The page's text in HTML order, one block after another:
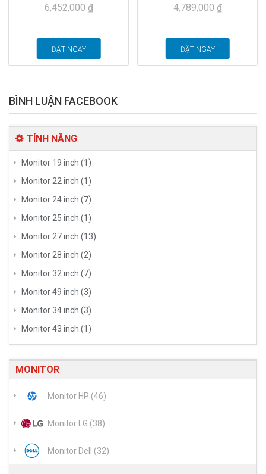
6,452,000 ₫
ĐẶT NGAY
4,789,000 ₫
ĐẶT NGAY
BÌNH LUẬN FACEBOOK
TÍNH NĂNG
Monitor 19 inch (1)
Monitor 22 inch (1)
Monitor 24 inch (7)
Monitor 25 inch (1)
Monitor 27 inch (13)
Monitor 28 inch (2)
Monitor 32 inch (7)
Monitor 49 inch (3)
Monitor 34 inch (3)
Monitor 43 inch (1)
MONITOR
Monitor HP (46)
Monitor LG (38)
Monitor Dell (32)